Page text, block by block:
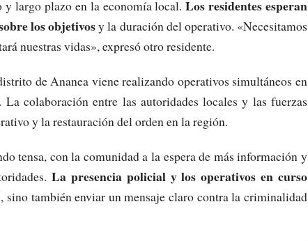
y largo plazo en la economía local.Los residentes esperan
los objetivosy la duración del operativo. «Necesitamos
nuestras vidas», expresó otro residente.
de Ananea viene realizando operativos simultáneos en
colaboración entre las autoridades locales y las fuerzas
y la restauración del orden en la región.
tensa, con la comunidad a la espera de más información y
La presencia policial y los operativos en curso
, sino también enviar un mensaje claro contra la criminalidad